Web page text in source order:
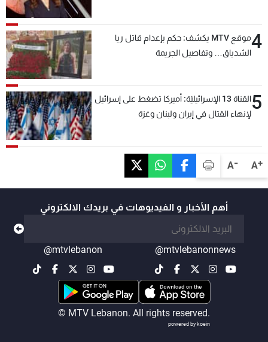
A+
A-
4
موقع MTV يكشف: حكم بإعدام قاتل ريا
الشدياق… وتفاصيل الجريمة
5
القناة 13 الإسرائيليّة: أميركا تضغط على إسرائيل
لإنهاء القتال في إيران ولبنان وغزة
أهم الأخبار و الفيديوهات في بريدك الالكتروني
@mtvlebanonnews
@mtvlebanon
© MTV Lebanon. All rights reserved.
powered by koein